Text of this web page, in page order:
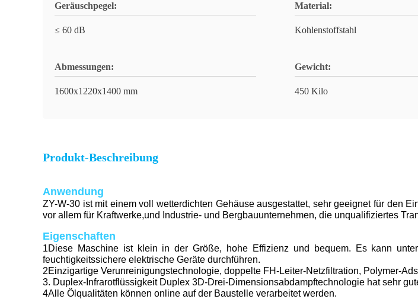
Geräuschpegel:
≤ 60 dB
Material:
Kohlenstoffstahl
Abmessungen:
1600x1220x1400 mm
Gewicht:
450 Kilo
Produkt-Beschreibung
Anwendung
ZY-W-30 ist mit einem voll wetterdichten Gehäuse ausgestattet, sehr geeignet für den
vor allem für Kraftwerke,und Industrie- und Bergbauunternehmen, die unqualifiziertes
Eigenschaften
1Diese Maschine ist klein in der Größe, hohe Effizienz und bequem. Es kann
feuchtigkeitssichere elektrische Geräte durchführen.
2Einzigartige Verunreinigungstechnologie, doppelte FH-Leiter-Netzfiltration, Polymer-
3. Duplex-Infrarotflüssigkeit Duplex 3D-Drei-Dimensionsabdampftechnologie hat sehr
4Alle Ölqualitäten können online auf der Baustelle verarbeitet werden.